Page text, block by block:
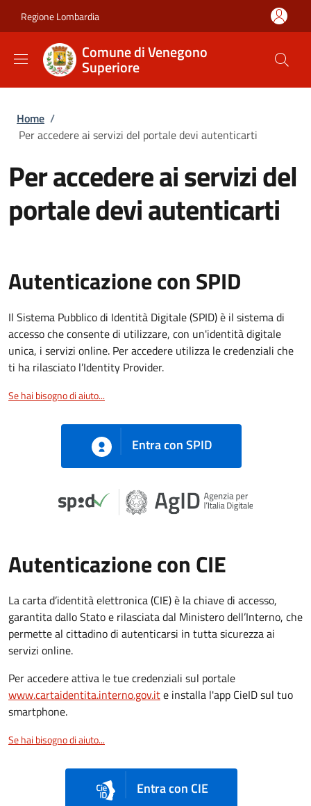
Regione Lombardia
Comune di Venegono
Superiore
Briciole di pane
Home /
Per accedere ai servizi del portale devi autenticarti
Per accedere ai servizi del
portale devi autenticarti
Autenticazione con SPID
Il Sistema Pubblico di Identità Digitale (SPID) è il sistema di
accesso che consente di utilizzare, con un'identità digitale
unica, i servizi online. Per accedere utilizza le credenziali che
ti ha rilasciato l’Identity Provider.
Se hai bisogno di aiuto...
Entra con SPID
Autenticazione con CIE
La carta d’identità elettronica (CIE) è la chiave di accesso,
garantita dallo Stato e rilasciata dal Ministero dell’Interno, che
permette al cittadino di autenticarsi in tutta sicurezza ai
servizi online.
Per accedere attiva le tue credenziali sul portale
www.cartaidentita.interno.gov.ite installa l'app CieID sul tuo
smartphone.
Se hai bisogno di aiuto...
Entra con CIE